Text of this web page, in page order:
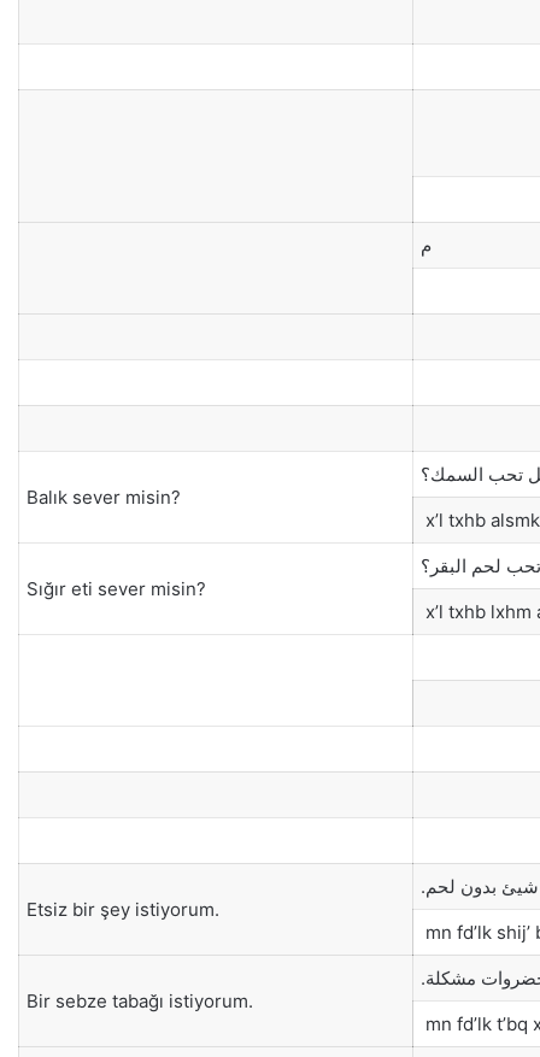
م
Balık sever misin?
تحب السمك؟
x’l txhb alsmk
Sığır eti sever misin?
لحم البقر؟
x’l txhb lxhm
Etsiz bir şey istiyorum.
بدون لحم.
mn fd’lk
Bir sebze tabağı istiyorum.
مشكلة.
mn fd’lk t’bq